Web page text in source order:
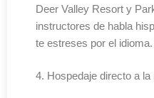
Deer Valley Resort y
instructores de habla
te estreses por el idioma.
4. Hospedaje directo a la